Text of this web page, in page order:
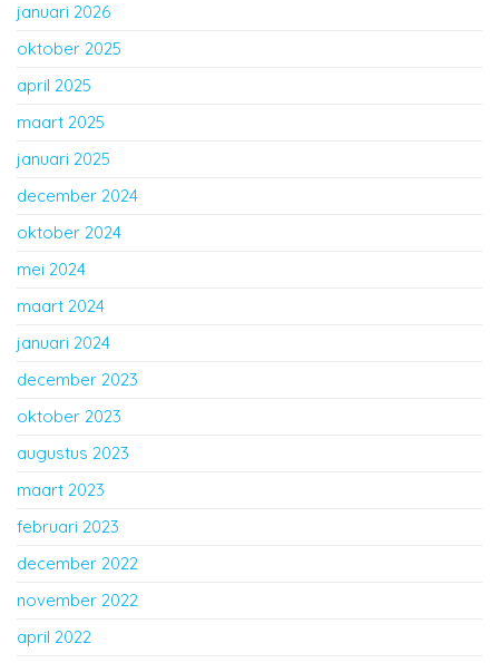
januari 2026
oktober 2025
april 2025
maart 2025
januari 2025
december 2024
oktober 2024
mei 2024
maart 2024
januari 2024
december 2023
oktober 2023
augustus 2023
maart 2023
februari 2023
december 2022
november 2022
april 2022